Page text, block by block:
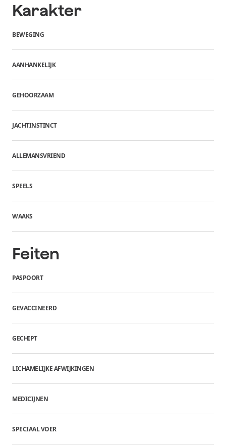
Karakter
BEWEGING
AANHANKELIJK
GEHOORZAAM
JACHTINSTINCT
ALLEMANSVRIEND
SPEELS
WAAKS
Feiten
PASPOORT
GEVACCINEERD
GECHIPT
LICHAMELIJKE AFWIJKINGEN
MEDICIJNEN
SPECIAAL VOER